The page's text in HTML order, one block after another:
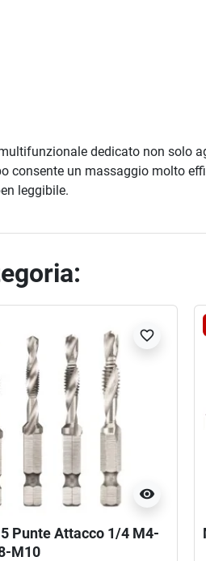
dedicato non solo
consente un massaggio molto
leggibile.
visibility
favorite_border
Punte Attacco 1/4 M4-
M10